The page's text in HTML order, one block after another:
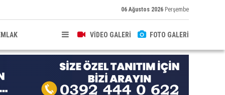
06 Ağustos 2026 Perşembe
VİDEO GALERİ FOTO GALERİ